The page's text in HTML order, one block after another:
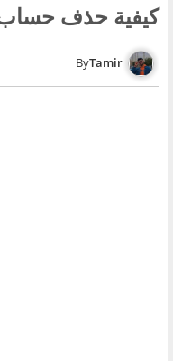
كيفية حذف حساب
Tamir